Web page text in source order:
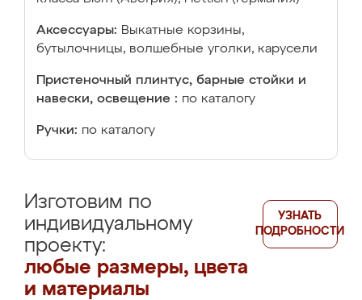
Аксессуары: Выкатные корзины,
бутылочницы, волшебные уголки, карусели
Пристеночный плинтус, барные стойки и
навески, освещение : по каталогу
Ручки: по каталогу
Изготовим по
индивидуальному
проекту:
любые размеры, цвета
и материалы
УЗНАТЬ
ПОДРОБНОСТИ